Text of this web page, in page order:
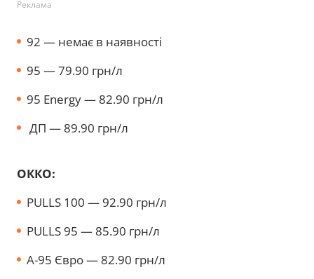
Реклама
92 — немає в наявності
95 — 79.90 грн/л
95 Energy — 82.90 грн/л
ДП — 89.90 грн/л
ОККО:
PULLS 100 — 92.90 грн/л
PULLS 95 — 85.90 грн/л
A-95 Євро — 82.90 грн/л